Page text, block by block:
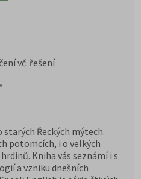
vč. řešení
*
Řeckých mýtech.
potomcích, i o velkých
Kniha vás seznámí i s
a vzniku dnešních